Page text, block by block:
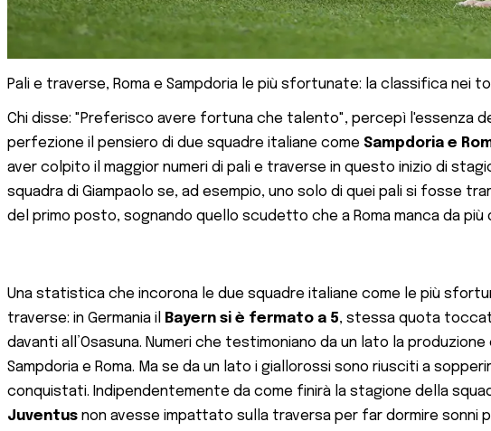
Pali e traverse, Roma e Sampdoria le più sfortunate: la classifica nei
Chi disse: "Preferisco avere fortuna che talento", percepì l'essenza
perfezione il pensiero di due squadre italiane come Sampdoria e
aver colpito il maggior numeri di pali e traverse in questo inizio di
squadra di Giampaolo se, ad esempio, uno solo di quei pali si fosse
del primo posto, sognando quello scudetto che a Roma manca da più
Una statistica che incorona le due squadre italiane come le più
traverse: in Germania il
Bayern si è fermato a 5, stessa quota
davanti all’Osasuna. Numeri che testimoniano da un lato la
Sampdoria e Roma. Ma se da un lato i giallorossi sono riusciti a
conquistati. Indipendentemente da come finirà la stagione della
Juventus non avesse impattato sulla traversa per far dormire sonni